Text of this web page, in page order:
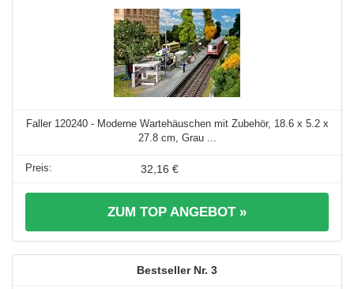
Faller 120240 - Moderne Wartehäuschen mit Zubehör, 18.6 x 5.2 x
27.8 cm, Grau ...
32,16 €
ZUM TOP ANGEBOT »
3